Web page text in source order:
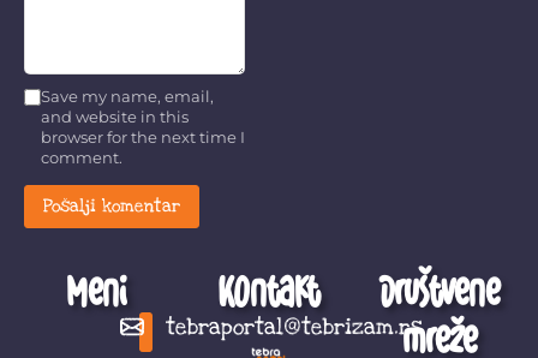
Save my name, email,
and website in this
browser for the next time I
comment.
Meni Kontakt
tebraportal@tebrizam.rs
Društvene
mreže